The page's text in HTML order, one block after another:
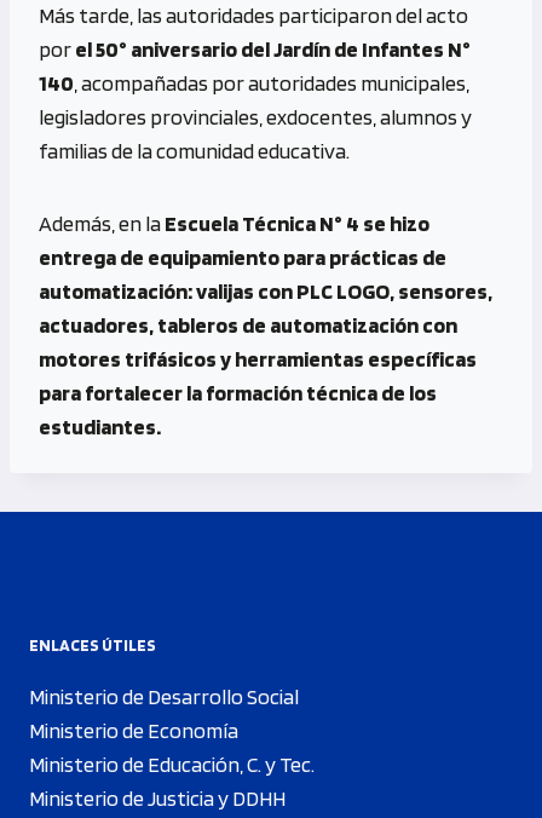
Más tarde, las autoridades participaron del acto
porel 50° aniversario del Jardín de Infantes N°
140 , acompañadas por autoridades municipales,
legisladores provinciales, exdocentes, alumnos y
familias de la comunidad educativa.
Además, en laEscuela Técnica N° 4 se hizo
entrega de equipamiento para prácticas de
automatización: valijas con PLC LOGO, sensores,
actuadores, tableros de automatización con
motores trifásicos y herramientas específicas
para fortalecer la formación técnica de los
estudiantes.
ENLACES ÚTILES
Ministerio de Desarrollo Social
Ministerio de Economía
Ministerio de Educación, C. y Tec.
Ministerio de Justicia y DDHH